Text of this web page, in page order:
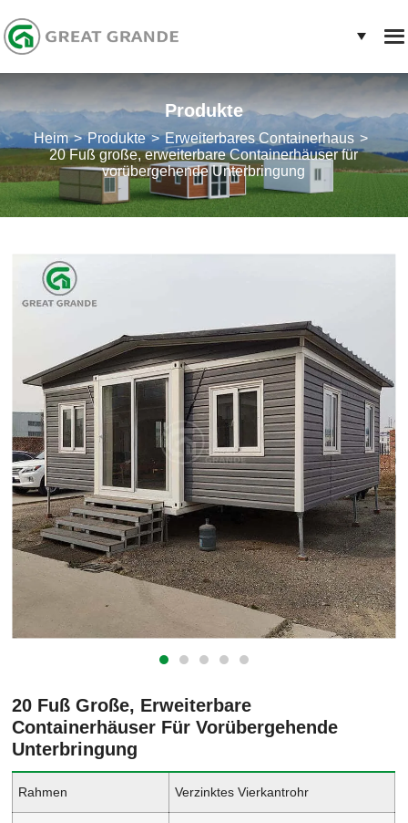
Produkte
Heim Produkte
Erweiterbares Containerhaus
20 Fuß große, erweiterbare Containerhäuser für
vorübergehende Unterbringung
20 Fuß Große, Erweiterbare
Containerhäuser Für Vorübergehende
Unterbringung
Rahmen Verzinktes Vierkantrohr